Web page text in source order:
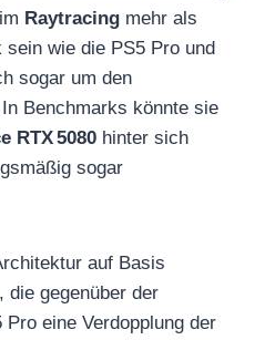
Raytracing mehr als
wie die PS5 Pro und
sogar um den
Benchmarks könnte sie
RTX 5080 hinter sich
sogar
auf Basis
die gegenüber der
Pro eine Verdopplung der